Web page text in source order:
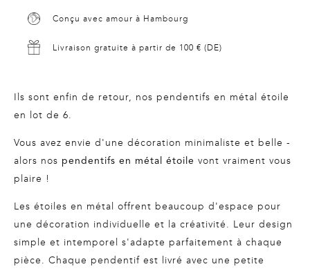
Conçu avec amour à Hambourg
Livraison gratuite à partir de 100 € (DE)
Ils sont enfin de retour, nos pendentifs en métal étoile
en lot de 6.
Vous avez envie d'une décoration minimaliste et belle -
alors nos pendentifs en métal étoile vont vraiment vous
plaire !
Les étoiles en métal offrent beaucoup d'espace pour
une décoration individuelle et la créativité. Leur design
simple et intemporel s'adapte parfaitement à chaque
pièce. Chaque pendentif est livré avec une petite